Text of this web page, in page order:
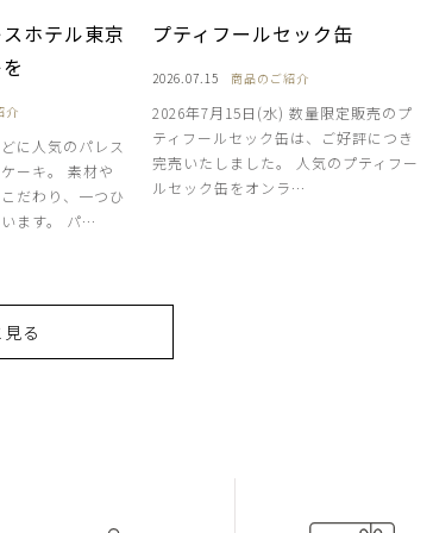
ホテル東京
介
に人気のパレス
ーキ。 素材や
だわり、一つひ
ます。 パ…
プティフールセック缶
2026.07.15 商品のご紹介
2026年7月15日(水) 数量限定販売のプ
ティフールセック缶は、ご好評につき
完売いたしました。 人気のプティフー
ルセック缶をオンラ…
る